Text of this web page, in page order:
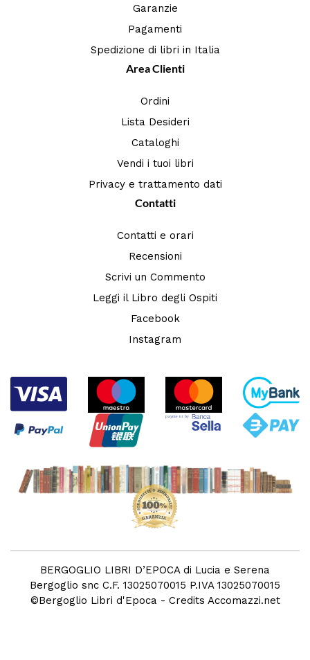
Garanzie
Pagamenti
Spedizione di libri in Italia
Area Clienti
Ordini
Lista Desideri
Cataloghi
Vendi i tuoi libri
Privacy e trattamento dati
Contatti
Contatti e orari
Recensioni
Scrivi un Commento
Leggi il Libro degli Ospiti
Facebook
Instagram
BERGOGLIO LIBRI D’EPOCA di Lucia e Serena
Bergoglio snc C.F. 13025070015 P.IVA 13025070015
©Bergoglio Libri d'Epoca - Credits Accomazzi.net